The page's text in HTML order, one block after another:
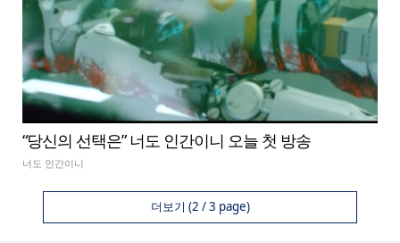
“당신의 선택은” 너도 인간이니 오늘 첫 방송
너도 인간이니
더보기 (2 / 3 page)